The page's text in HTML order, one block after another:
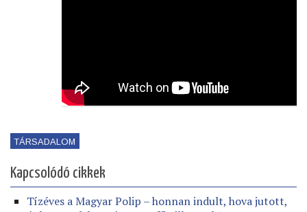
TÁRSADALOM
Kapcsolódó cikkek
Tízéves a Magyar Polip – honnan indult, hova jutott,